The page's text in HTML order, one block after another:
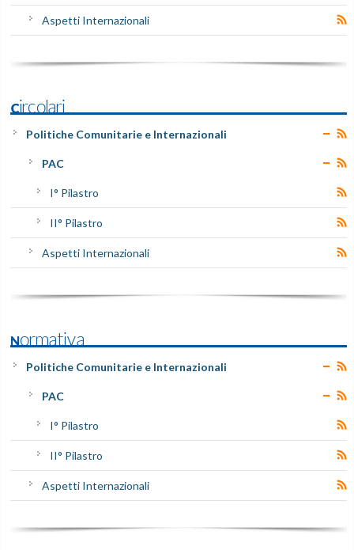
Aspetti Internazionali
Circolari
Politiche Comunitarie e Internazionali
PAC
I° Pilastro
II° Pilastro
Aspetti Internazionali
Normativa
Politiche Comunitarie e Internazionali
PAC
I° Pilastro
II° Pilastro
Aspetti Internazionali